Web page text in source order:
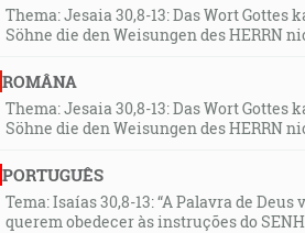
Thema: Jesaia 30,8-13: Das Wort
Söhne die den Weisungen des HERRN
ROMÂNA
Thema: Jesaia 30,8-13: Das Wort
Söhne die den Weisungen des HERRN
PORTUGUÊS
Tema: Isaías 30,8-13: “A Palavra de
querem obedecer às instruções do